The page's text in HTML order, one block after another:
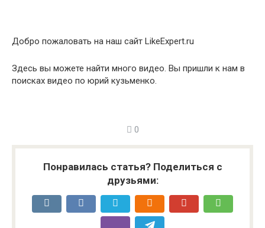
Добро пожаловать на наш сайт LikeExpert.ru
Здесь вы можете найти много видео. Вы пришли к нам в
поисках видео по юрий кузьменко.
0
Понравилась статья? Поделиться с
друзьями: